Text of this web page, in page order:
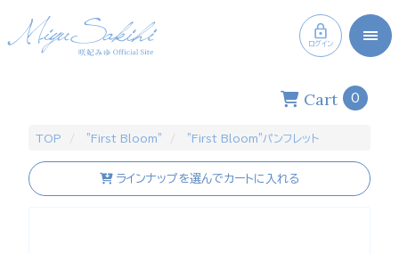
ログイン
Cart 0
TOP ”First Bloom” "First Bloom"パンフレット
ラインナップを選んでカートに入れる